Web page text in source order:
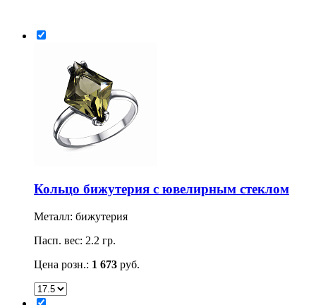
Кольцо бижутерия с ювелирным стеклом
Металл: бижутерия
Пасп. вес: 2.2 гр.
Цена розн.: 1 673 руб.